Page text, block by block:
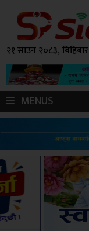
२१ साउन २०८३, बिहिबार
MENUS